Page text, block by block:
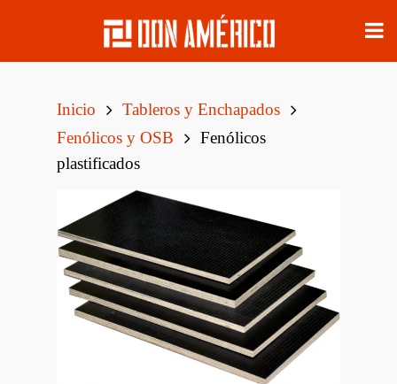
Inicio
Tableros y Enchapados
Fenólicos y OSB
Fenólicos
plastificados